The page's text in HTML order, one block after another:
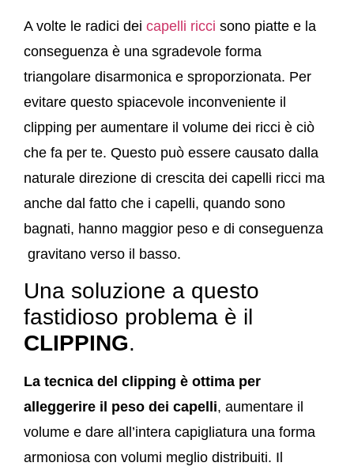
A volte le radici dei capelli ricci sono piatte e la
conseguenza è una sgradevole forma
triangolare disarmonica e sproporzionata. Per
evitare questo spiacevole inconveniente il
clipping per aumentare il volume dei ricci è ciò
che fa per te. Questo può essere causato dalla
naturale direzione di crescita dei capelli ricci ma
anche dal fatto che i capelli, quando sono
bagnati, hanno maggior peso e di conseguenza
gravitano verso il basso.
Una soluzione a questo
fastidioso problema è il
CLIPPING.
La tecnica del clipping è ottima per
alleggerire il peso dei capelli, aumentare il
volume e dare all’intera capigliatura una forma
armoniosa con volumi meglio distribuiti. Il